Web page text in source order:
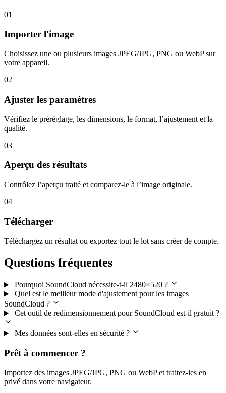
01
Importer l'image
Choisissez une ou plusieurs images JPEG/JPG, PNG ou WebP sur
votre appareil.
02
Ajuster les paramètres
Vérifiez le préréglage, les dimensions, le format, l’ajustement et la
qualité.
03
Aperçu des résultats
Contrôlez l’aperçu traité et comparez-le à l’image originale.
04
Télécharger
Téléchargez un résultat ou exportez tout le lot sans créer de compte.
Questions fréquentes
Pourquoi SoundCloud nécessite-t-il 2480×520 ?
Quel est le meilleur mode d'ajustement pour les images
SoundCloud ?
Cet outil de redimensionnement pour SoundCloud est-il gratuit ?
Mes données sont-elles en sécurité ?
Prêt à commencer ?
Importez des images JPEG/JPG, PNG ou WebP et traitez-les en
privé dans votre navigateur.